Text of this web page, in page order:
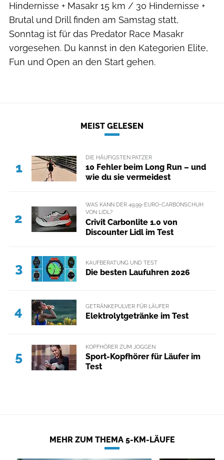
Hindernisse + Masakr 15 km / 30 Hindernisse +
Brutal und Drill finden am Samstag statt,
Sonntag ist für das Predator Race Masakr
vorgesehen. Du kannst in den Kategorien Elite,
Fun und Open an den Start gehen.
MEIST GELESEN
1
DIE HÄUFIGSTEN PATZER
10 Fehler beim Long Run – und
wie du sie vermeidest
2
WAS KANN DER 49,99-EURO-CARBONSCHUH
VON LIDL?
Crivit Carbonlite 1.0 von
Discounter Lidl im Test
3 KAUFBERATUNG UND TEST
Die besten Laufuhren 2026
4 GETRÄNKEPULVER FÜR LÄUFER
Elektrolytgetränke im Test
5
KOPFHÖRER ZUM JOGGEN
Sport-Kopfhörer für Läufer im
Test
MEHR ZUM THEMA 5-KM-LÄUFE